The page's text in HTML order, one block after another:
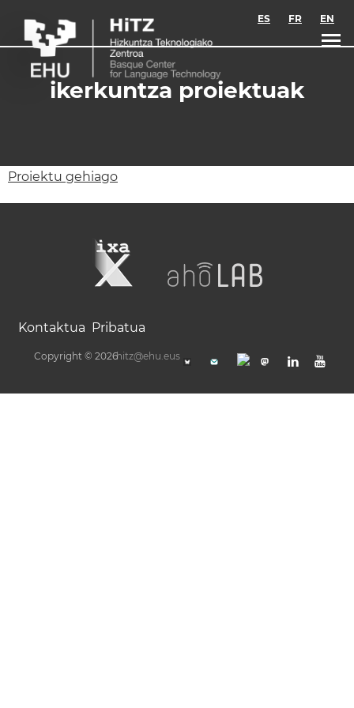
ES FR EN
ikerkuntza proiektuak
Proiektu gehiago
Kontaktua Pribatua
Copyright © 2026hitz@ehu.eus